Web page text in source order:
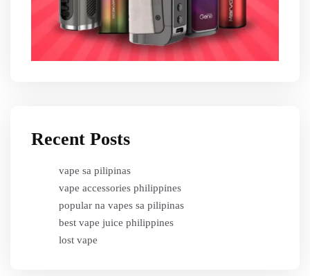
Recent Posts
vape sa pilipinas
vape accessories philippines
popular na vapes sa pilipinas
best vape juice philippines
lost vape